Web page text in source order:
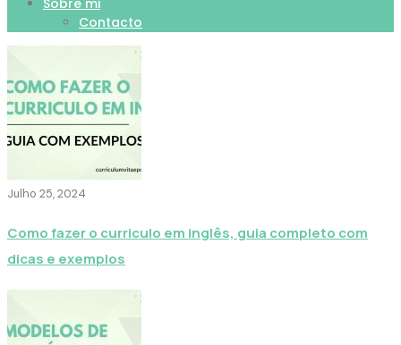
Sobre mi
Contacto
Julho 25, 2024
Como fazer o curriculo em inglês, guia completo com
dicas e exemplos